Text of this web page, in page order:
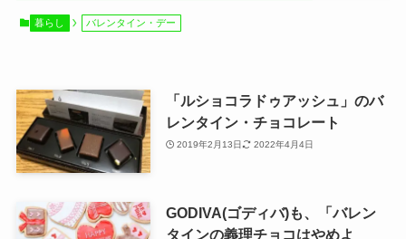
暮らし バレンタイン・デー
「ルショコラドゥアッシュ」のバ
レンタイン・チョコレート
2019年2月13日 2022年4月4日
GODIVA(ゴディバ)も、「バレン
タインの義理チョコはやめよ